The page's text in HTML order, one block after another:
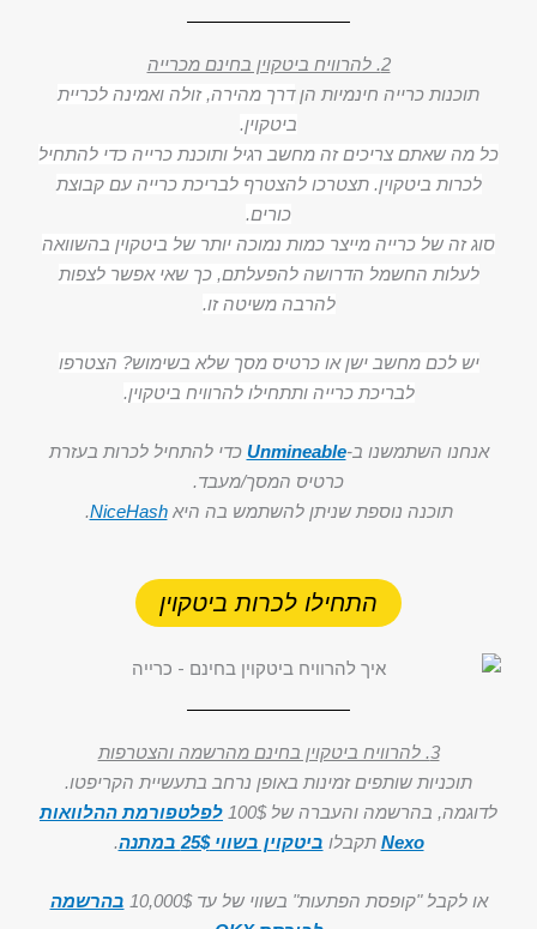
2. להרוויח ביטקוין בחינם מכרייה
תוכנות כרייה חינמיות הןדרך מהירה, זולה ואמינה לכריית
ביטקוין.
כל מה שאתם צריכים זה מחשב רגיל ותוכנת כרייה כדי להתחיל
לכרות ביטקוין. תצטרכו להצטרף לבריכת כרייה עם קבוצת
כורים.
סוג זה של כרייה מייצר כמות נמוכה יותר של ביטקוין בהשוואה
לעלות החשמל הדרושה להפעלתם, כך שאי אפשר לצפות
להרבה משיטה זו.
יש לכם מחשב ישן או כרטיס מסך שלא בשימוש? הצטרפו
לבריכת כרייה ותתחילו להרוויח ביטקוין.
אנחנו השתמשנו ב-Unmineable כדי להתחיל לכרות בעזרת
כרטיס המסך/מעבד.
תוכנה נוספת שניתן להשתמש בה היאNiceHash
.
התחילו לכרות ביטקוין
3. להרוויח ביטקוין בחינם מהרשמה והצטרפות
תוכניות שותפים זמינות באופן נרחב בתעשיית הקריפטו.
לדוגמה, בהרשמה והעברה של 100$
לפלטפורמת ההלוואות
Nexo תקבלו ביטקוין בשווי 25$ במתנה .
או לקבל "קופסת הפתעות" בשווי של עד 10,000$
בהרשמה